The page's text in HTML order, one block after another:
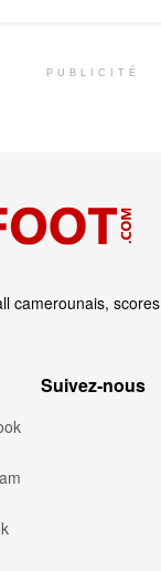
PUBLICITÉ
camerounais,
Suivez‑nous